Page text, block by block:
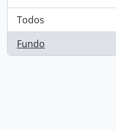
Todos
Fundo
, 1 resultados